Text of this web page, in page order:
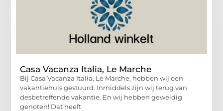
Casa Vacanza Italia, Le Marche
Bij Casa Vacanza Italia, Le Marche, hebben wij een
vakantiehuis gestuurd. Inmiddels zijn wij terug van
desbetreffende vakantie. En wij hebben geweldig
genoten! Dat heeft